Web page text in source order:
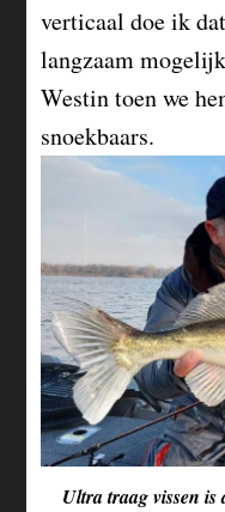
verticaal doe ik
langzaam
Westintoen we
snoekbaars.
Ultra traag vissen is